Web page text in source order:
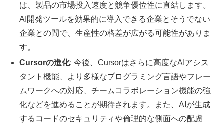
は、製品の市場投入速度と競争優位性に直結します。
AI開発ツールを効果的に導入できる企業とそうでない
企業との間で、生産性の格差が広がる可能性がありま
す。
Cursorの進化: 今後、Cursorはさらに高度なAIアシス
タント機能、より多様なプログラミング言語やフレー
ムワークへの対応、チームコラボレーション機能の強
化などを進めることが期待されます。また、AIが生成
するコードのセキュリティや倫理的な側面への配慮